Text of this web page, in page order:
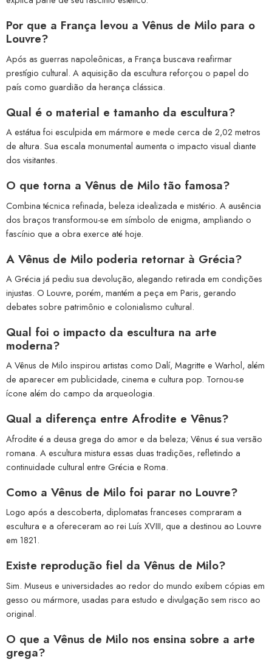
Por que a França levou a Vênus de Milo para o
Louvre?
Após as guerras napoleônicas, a França buscava reafirmar
prestígio cultural. A aquisição da escultura reforçou o papel do
país como guardião da herança clássica.
Qual é o material e tamanho da escultura?
A estátua foi esculpida em mármore e mede cerca de 2,02 metros
de altura. Sua escala monumental aumenta o impacto visual diante
dos visitantes.
O que torna a Vênus de Milo tão famosa?
Combina técnica refinada, beleza idealizada e mistério. A ausência
dos braços transformou-se em símbolo de enigma, ampliando o
fascínio que a obra exerce até hoje.
A Vênus de Milo poderia retornar à Grécia?
A Grécia já pediu sua devolução, alegando retirada em condições
injustas. O Louvre, porém, mantém a peça em Paris, gerando
debates sobre patrimônio e colonialismo cultural.
Qual foi o impacto da escultura na arte
moderna?
A Vênus de Milo inspirou artistas como Dalí, Magritte e Warhol, além
de aparecer em publicidade, cinema e cultura pop. Tornou-se
ícone além do campo da arqueologia.
Qual a diferença entre Afrodite e Vênus?
Afrodite é a deusa grega do amor e da beleza; Vênus é sua versão
romana. A escultura mistura essas duas tradições, refletindo a
continuidade cultural entre Grécia e Roma.
Como a Vênus de Milo foi parar no Louvre?
Logo após a descoberta, diplomatas franceses compraram a
escultura e a ofereceram ao rei Luís XVIII, que a destinou ao Louvre
em 1821.
Existe reprodução fiel da Vênus de Milo?
Sim. Museus e universidades ao redor do mundo exibem cópias em
gesso ou mármore, usadas para estudo e divulgação sem risco ao
original.
O que a Vênus de Milo nos ensina sobre a arte
grega?